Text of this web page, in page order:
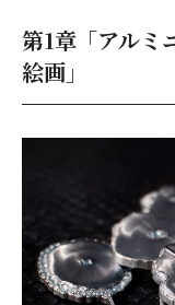
第1章「アルミ
絵画」